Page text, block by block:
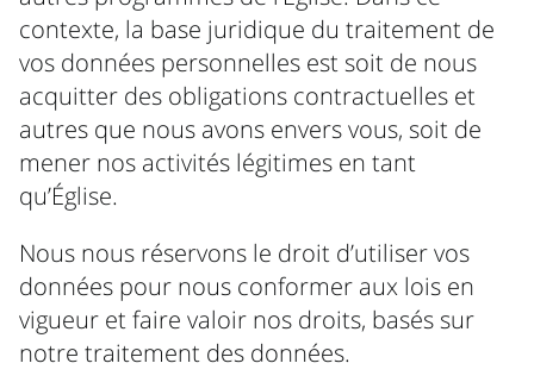
contexte, la base juridique du traitement de
vos données personnelles est soit de nous
acquitter des obligations contractuelles et
autres que nous avons envers vous, soit de
mener nos activités légitimes en tant
qu’Église.
Nous nous réservons le droit d’utiliser vos
données pour nous conformer aux lois en
vigueur et faire valoir nos droits, basés sur
notre traitement des données.